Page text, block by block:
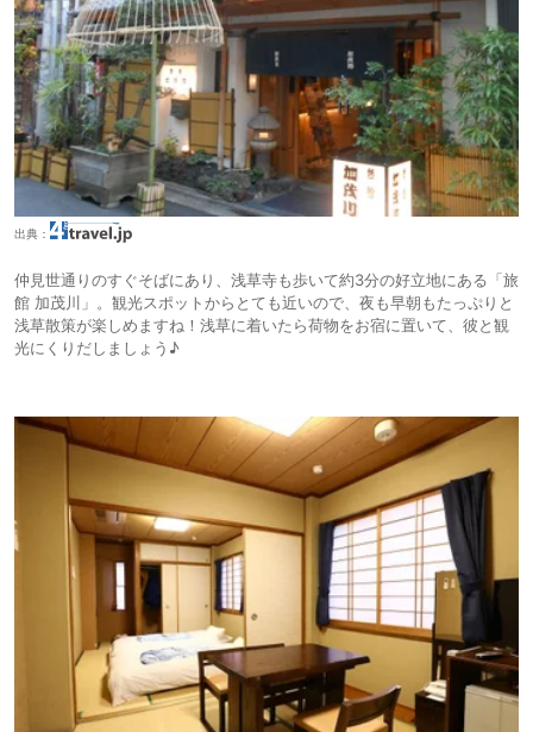
出典：
仲見世通りのすぐそばにあり、浅草寺も歩いて約3分の好立地にある「旅
館 加茂川」。観光スポットからとても近いので、夜も早朝もたっぷりと
浅草散策が楽しめますね！浅草に着いたら荷物をお宿に置いて、彼と観
光にくりだしましょう♪